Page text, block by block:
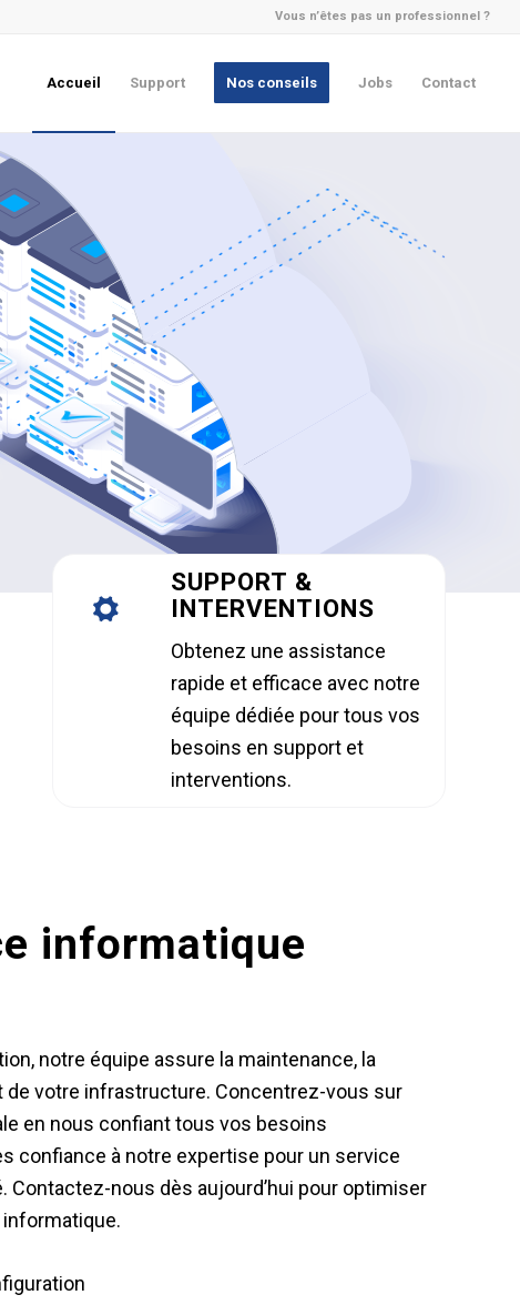
Vous n’êtes pas un professionnel ?
Accueil Support Nos conseils Jobs Contact
SUPPORT &
INTERVENTIONS
Obtenez une assistance
rapide et efficace avec notre
équipe dédiée pour tous vos
besoins en support et
interventions.
informatique
notre équipe assure la maintenance, la
de votre infrastructure. Concentrez-vous sur
en nous confiant tous vos besoins
confiance à notre expertise pour un service
Contactez-nous dès aujourd’hui pour optimiser